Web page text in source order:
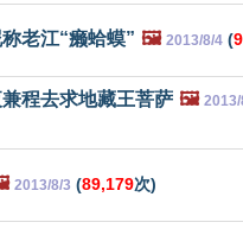
老江“癞蛤蟆” 🖼️ 2013/8/4 (
程去求地藏王菩萨 🖼️ 2013/
2013/8/3 (89,179次)